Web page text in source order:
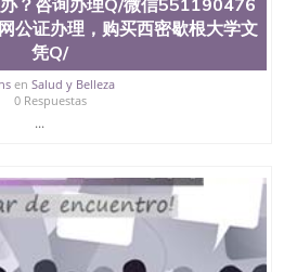
公证办理，购买西密歇根大学文
凭Q/
en Salud y Belleza
0 Respuestas
...